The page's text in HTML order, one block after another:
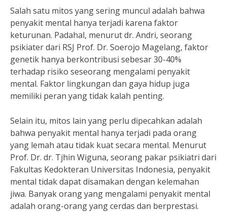
Salah satu mitos yang sering muncul adalah bahwa
penyakit mental hanya terjadi karena faktor
keturunan. Padahal, menurut dr. Andri, seorang
psikiater dari RSJ Prof. Dr. Soerojo Magelang, faktor
genetik hanya berkontribusi sebesar 30-40%
terhadap risiko seseorang mengalami penyakit
mental. Faktor lingkungan dan gaya hidup juga
memiliki peran yang tidak kalah penting.
Selain itu, mitos lain yang perlu dipecahkan adalah
bahwa penyakit mental hanya terjadi pada orang
yang lemah atau tidak kuat secara mental. Menurut
Prof. Dr. dr. Tjhin Wiguna, seorang pakar psikiatri dari
Fakultas Kedokteran Universitas Indonesia, penyakit
mental tidak dapat disamakan dengan kelemahan
jiwa. Banyak orang yang mengalami penyakit mental
adalah orang-orang yang cerdas dan berprestasi.